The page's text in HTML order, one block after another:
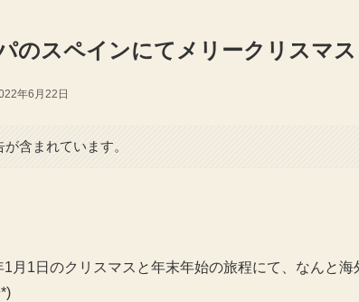
のスペインにてメリークリスマス
年6月22日
含まれています。
月1日のクリスマスと年末年始の旅程にて、なんと